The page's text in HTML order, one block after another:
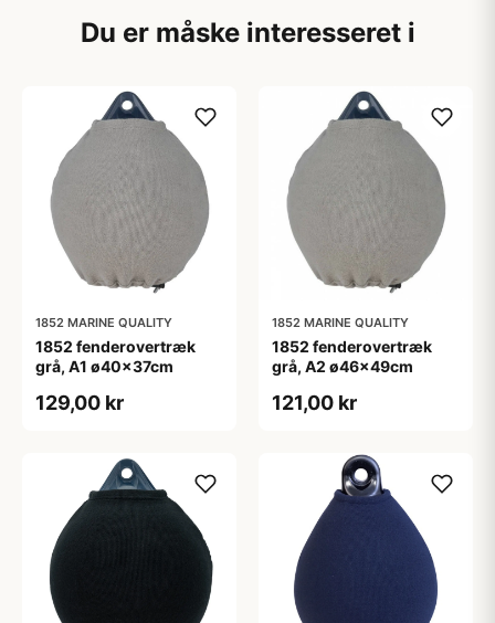
Du er måske interesseret i
1852 MARINE QUALITY
1852 fenderovertræk
grå, A1 ø40x37cm
129,00 kr
1852 MARINE QUALITY
1852 fenderovertræk
grå, A2 ø46x49cm
121,00 kr